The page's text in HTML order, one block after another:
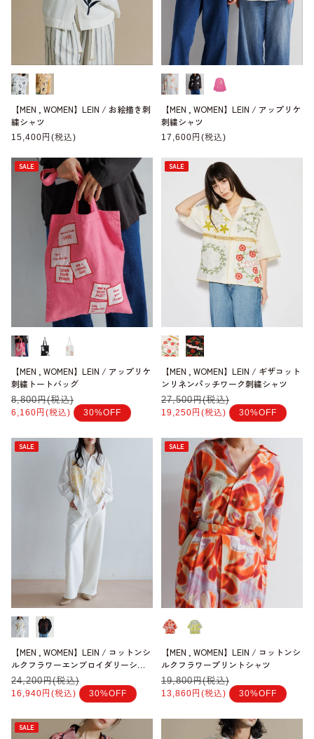
【MEN , WOMEN】LEIN / お絵描き刺
繍シャツ
通
格
15,400円(税込)
【MEN , WOMEN】LEIN / アップリケ
刺繍シャツ
通
格
17,600円(税込)
SALE
【MEN , WOMEN】LEIN / アップリケ
刺繍トートバッグ
通
常
価
8,800円(税込)
ー
ル
価
6,160円(税込) 30%OFF
SALE
【MEN , WOMEN】LEIN / ギザコット
ンリネンパッチワーク刺繍シャツ
通
常
価
27,500円(税込)
ー
ル
価
19,250円(税込) 30%OFF
SALE
【MEN , WOMEN】LEIN / コットンシ
ルクフラワーエンブロイダリーシャ
ツ
通
常
価
24,200円(税込)
ー
ル
価
16,940円(税込) 30%OFF
SALE
【MEN , WOMEN】LEIN / コットンシ
ルクフラワープリントシャツ
通
常
価
19,800円(税込)
ー
ル
価
13,860円(税込) 30%OFF
SALE